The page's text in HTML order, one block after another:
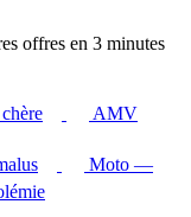
offres en 3 minutes
AMV
Moto —